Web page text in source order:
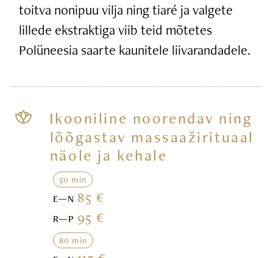
toitva nonipuu vilja ning tiaré ja valgete
lillede ekstraktiga viib teid mõtetes
Polüneesia saarte kaunitele liivarandadele.
Ikooniline noorendav ning
lõõgastav massaažirituaal
näole ja kehale
50 min
E—N 85 €
R—P 95 €
80 min